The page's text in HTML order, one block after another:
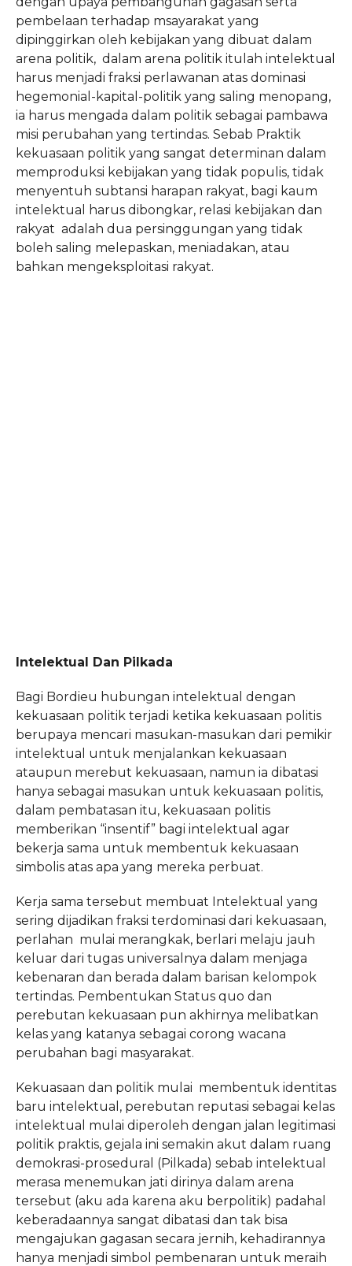
pembelaan terhadap msayarakat yang
dipinggirkan oleh kebijakan yang dibuat dalam
arena politik, dalam arena politik itulah intelektual
harus menjadi fraksi perlawanan atas dominasi
hegemonial-kapital-politik yang saling menopang,
ia harus mengada dalam politik sebagai pambawa
misi perubahan yang tertindas. Sebab Praktik
kekuasaan politik yang sangat determinan dalam
memproduksi kebijakan yang tidak populis, tidak
menyentuh subtansi harapan rakyat, bagi kaum
intelektual harus dibongkar, relasi kebijakan dan
rakyat adalah dua persinggungan yang tidak
boleh saling melepaskan, meniadakan, atau
bahkan mengeksploitasi rakyat.
Intelektual Dan Pilkada
Bagi Bordieu hubungan intelektual dengan
kekuasaan politik terjadi ketika kekuasaan politis
berupaya mencari masukan-masukan dari pemikir
intelektual untuk menjalankan kekuasaan
ataupun merebut kekuasaan, namun ia dibatasi
hanya sebagai masukan untuk kekuasaan politis,
dalam pembatasan itu, kekuasaan politis
memberikan “insentif” bagi intelektual agar
bekerja sama untuk membentuk kekuasaan
simbolis atas apa yang mereka perbuat.
Kerja sama tersebut membuat Intelektual yang
sering dijadikan fraksi terdominasi dari kekuasaan,
perlahan mulai merangkak, berlari melaju jauh
keluar dari tugas universalnya dalam menjaga
kebenaran dan berada dalam barisan kelompok
tertindas. Pembentukan Status quo dan
perebutan kekuasaan pun akhirnya melibatkan
kelas yang katanya sebagai corong wacana
perubahan bagi masyarakat.
Kekuasaan dan politik mulai membentuk identitas
baru intelektual, perebutan reputasi sebagai kelas
intelektual mulai diperoleh dengan jalan legitimasi
politik praktis, gejala ini semakin akut dalam ruang
demokrasi-prosedural (Pilkada) sebab intelektual
merasa menemukan jati dirinya dalam arena
tersebut (aku ada karena aku berpolitik) padahal
keberadaannya sangat dibatasi dan tak bisa
mengajukan gagasan secara jernih, kehadirannya
hanya menjadi simbol pembenaran untuk meraih